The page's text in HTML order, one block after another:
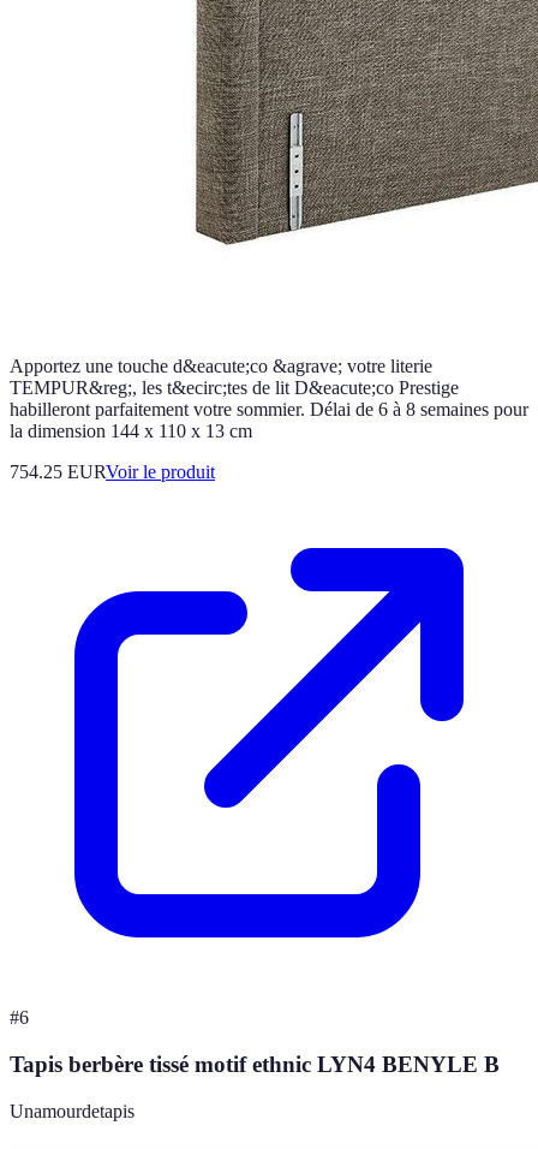
Apportez une touche d&eacute;co &agrave; votre literie
TEMPUR&reg;, les t&ecirc;tes de lit D&eacute;co Prestige
habilleront parfaitement votre sommier. Délai de 6 à 8 semaines pour
la dimension 144 x 110 x 13 cm
754.25 EURVoir le produit
#6
Tapis berbère tissé motif ethnic LYN4 BENYLE B
Unamourdetapis